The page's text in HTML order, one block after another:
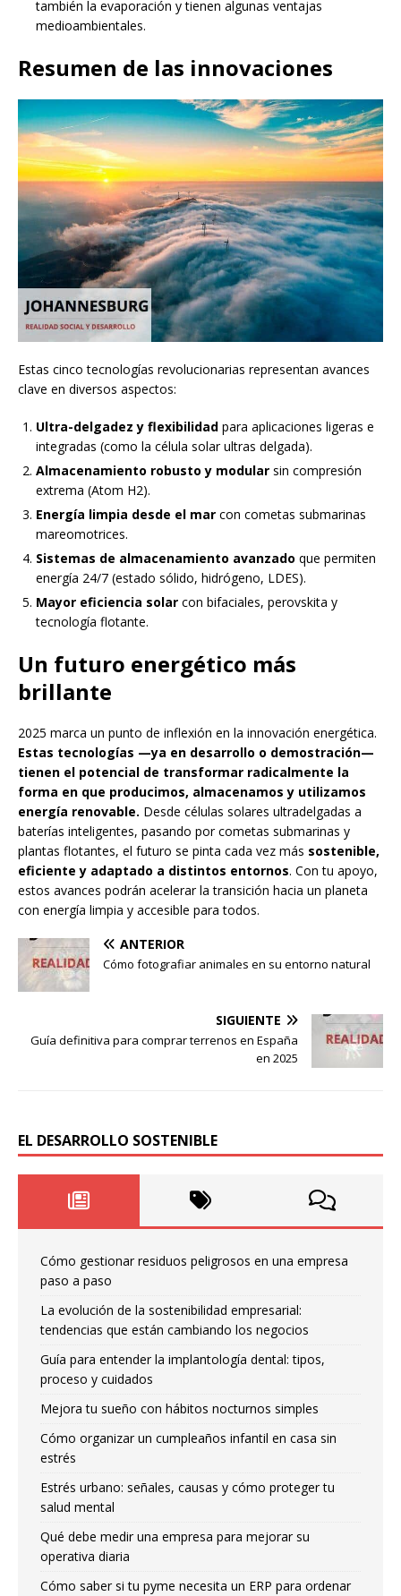
también la evaporación y tienen algunas ventajas
medioambientales.
Resumen de las innovaciones
Estas cinco tecnologías revolucionarias representan avances
clave en diversos aspectos:
Ultra-delgadez y flexibilidad para aplicaciones ligeras e
integradas (como la célula solar ultras delgada).
Almacenamiento robusto y modular sin compresión
extrema (Atom H2).
Energía limpia desde el mar con cometas submarinas
mareomotrices.
Sistemas de almacenamiento avanzado que permiten
energía 24/7 (estado sólido, hidrógeno, LDES).
Mayor eficiencia solar con bifaciales, perovskita y
tecnología flotante.
Un futuro energético más
brillante
2025 marca un punto de inflexión en la innovación energética.
Estas tecnologías —ya en desarrollo o demostración—
tienen el potencial de transformar radicalmente la
forma en que producimos, almacenamos y utilizamos
energía renovable. Desde células solares ultradelgadas a
baterías inteligentes, pasando por cometas submarinas y
plantas flotantes, el futuro se pinta cada vez más sostenible,
eficiente y adaptado a distintos entornos. Con tu apoyo,
estos avances podrán acelerar la transición hacia un planeta
con energía limpia y accesible para todos.
ANTERIOR
Cómo fotografiar animales en su entorno natural
SIGUIENTE
Guía definitiva para comprar terrenos en España
en 2025
EL DESARROLLO SOSTENIBLE
Cómo gestionar residuos peligrosos en una empresa
paso a paso
La evolución de la sostenibilidad empresarial:
tendencias que están cambiando los negocios
Guía para entender la implantología dental: tipos,
proceso y cuidados
Mejora tu sueño con hábitos nocturnos simples
Cómo organizar un cumpleaños infantil en casa sin
estrés
Estrés urbano: señales, causas y cómo proteger tu
salud mental
Qué debe medir una empresa para mejorar su
operativa diaria
Cómo saber si tu pyme necesita un ERP para ordenar